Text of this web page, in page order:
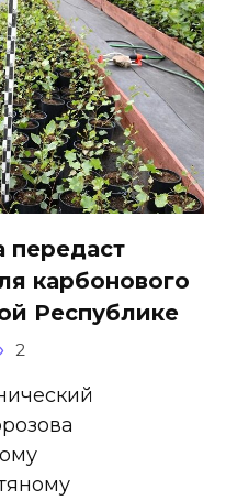
передаст
карбонового
Республике
2